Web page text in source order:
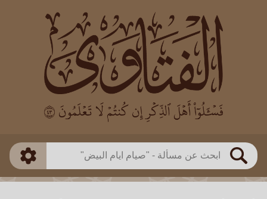
بحث
العالم
بن باز
بن العثيمين
اللجنة الدائمة
طريقة البحث
ذكي